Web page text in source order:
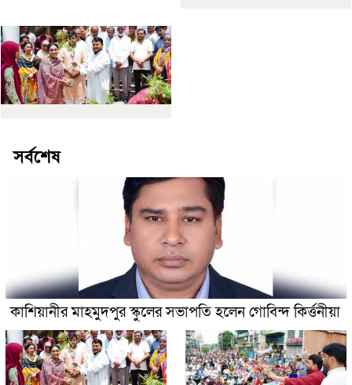
সর্বশেষ
কাশিয়ানীর মাহমুদপুর স্কুলের সভাপতি হলেন গোবিন্দ কির্ত্তনীয়া